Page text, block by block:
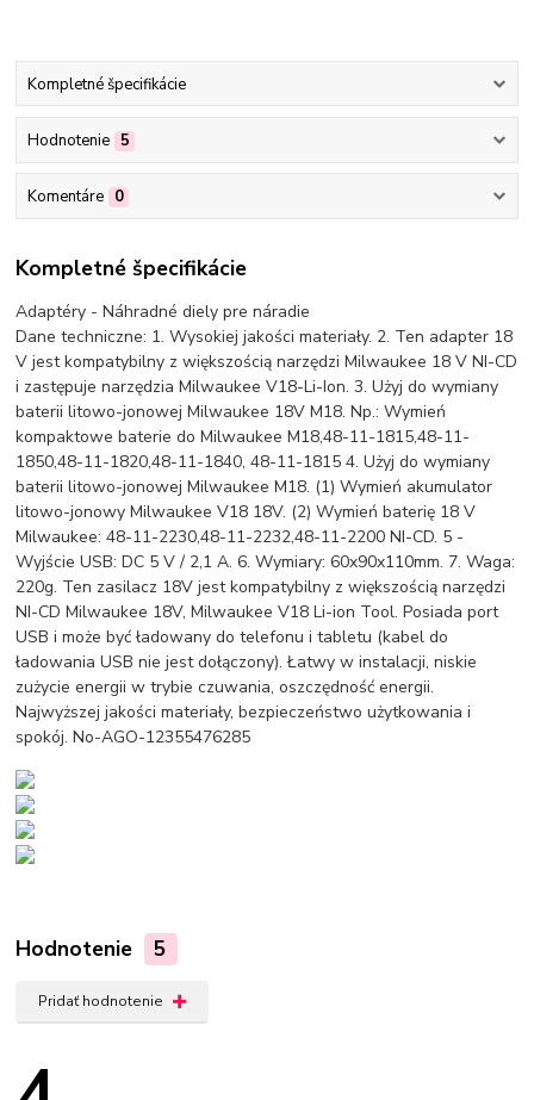
Kompletné špecifikácie
Hodnotenie 5
Komentáre 0
Kompletné špecifikácie
Adaptéry - Náhradné diely pre náradie
Dane techniczne: 1. Wysokiej jakości materiały. 2. Ten adapter 18
V jest kompatybilny z większością narzędzi Milwaukee 18 V NI-CD
i zastępuje narzędzia Milwaukee V18-Li-Ion. 3. Użyj do wymiany
baterii litowo-jonowej Milwaukee 18V M18. Np.: Wymień
kompaktowe baterie do Milwaukee M18,48-11-1815,48-11-
1850,48-11-1820,48-11-1840, 48-11-1815 4. Użyj do wymiany
baterii litowo-jonowej Milwaukee M18. (1) Wymień akumulator
litowo-jonowy Milwaukee V18 18V. (2) Wymień baterię 18 V
Milwaukee: 48-11-2230,48-11-2232,48-11-2200 NI-CD. 5 -
Wyjście USB: DC 5 V / 2,1 A. 6. Wymiary: 60x90x110mm. 7. Waga:
220g. Ten zasilacz 18V jest kompatybilny z większością narzędzi
NI-CD Milwaukee 18V, Milwaukee V18 Li-ion Tool. Posiada port
USB i może być ładowany do telefonu i tabletu (kabel do
ładowania USB nie jest dołączony). Łatwy w instalacji, niskie
zużycie energii w trybie czuwania, oszczędność energii.
Najwyższej jakości materiały, bezpieczeństwo użytkowania i
spokój. No-AGO-12355476285
Hodnotenie 5
Pridať hodnotenie